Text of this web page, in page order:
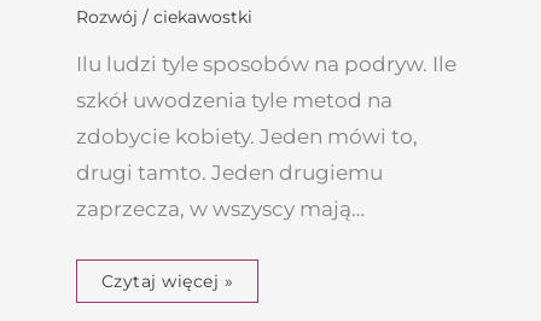
Rozwój / ciekawostki
Ilu ludzi tyle sposobów na podryw. Ile
szkół uwodzenia tyle metod na
zdobycie kobiety. Jeden mówi to,
drugi tamto. Jeden drugiemu
zaprzecza, w wszyscy mają…
Czytaj więcej »